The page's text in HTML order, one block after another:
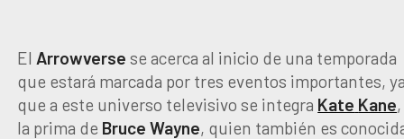
El Arrowverse se acerca al inicio de una temporada
que estará marcada por tres eventos importantes,
que a este universo televisivo se integra Kate Kane,
la prima de Bruce Wayne, quien también es